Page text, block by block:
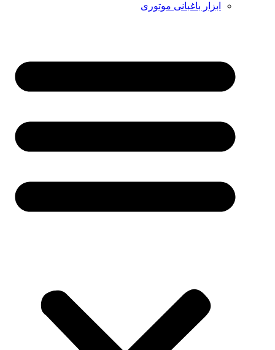
ابزار باغبانی موتوری